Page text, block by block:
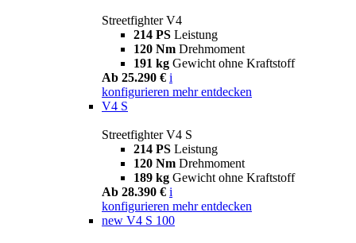
Streetfighter V4
214 PS Leistung
120 Nm Drehmoment
191 kg Gewicht ohne Kraftstoff
Ab 25.290 € i
konfigurieren mehr entdecken
V4 S
Streetfighter V4 S
214 PS Leistung
120 Nm Drehmoment
189 kg Gewicht ohne Kraftstoff
Ab 28.390 € i
konfigurieren mehr entdecken
new V4 S 100